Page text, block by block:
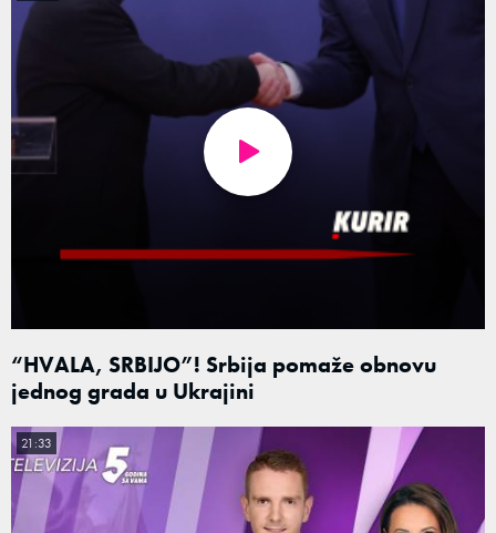
“HVALA, SRBIJO”! Srbija pomaže obnovu
jednog grada u Ukrajini
21:33